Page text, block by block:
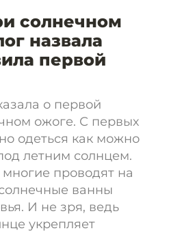
солнечном
назвала
первой
о первой
ожоге. С первых
одеться как можно
летним солнцем.
проводят на
ванны
И не зря, ведь
укрепляет